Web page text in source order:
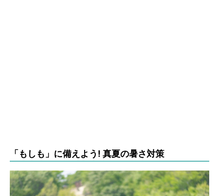
「もしも」に備えよう! 真夏の暑さ対策